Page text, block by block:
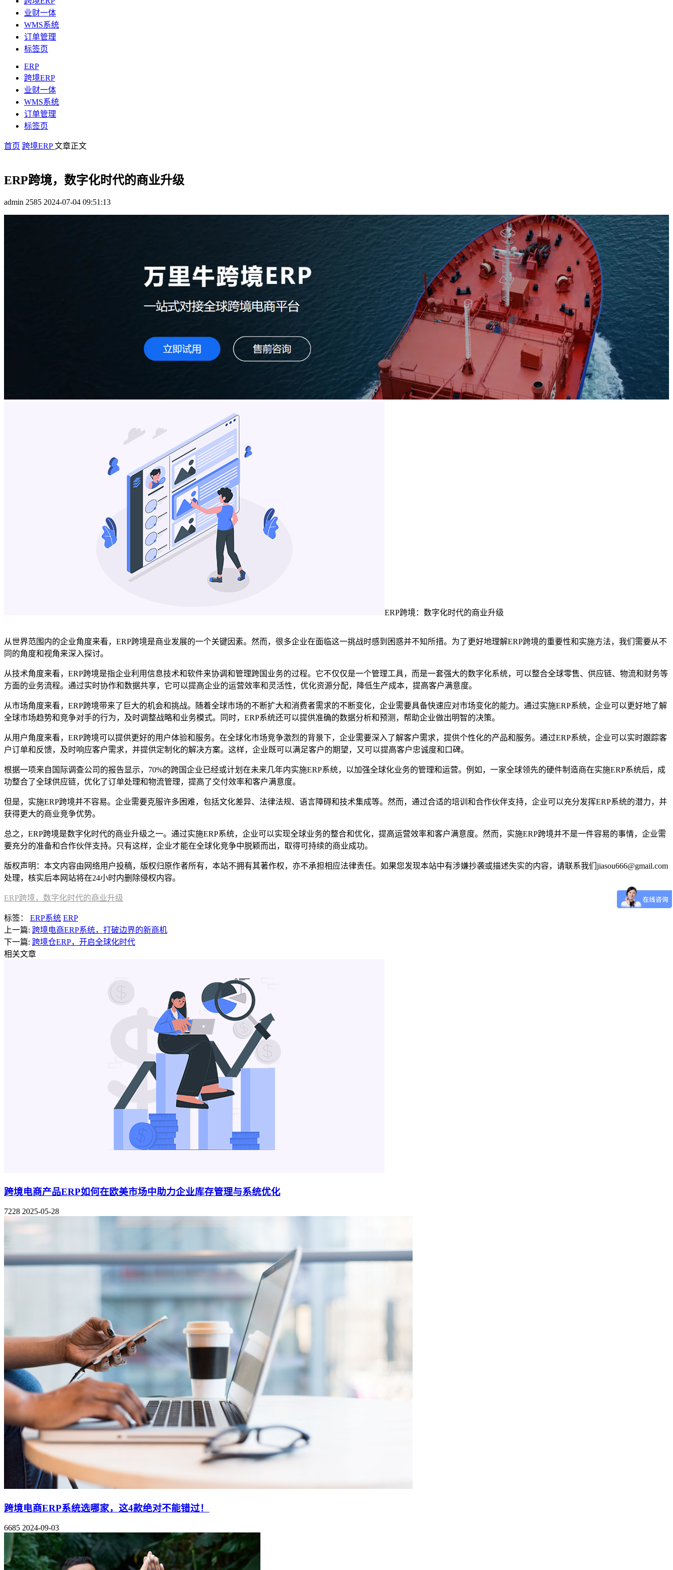
业财一体
WMS系统
订单管理
标签页
ERP
跨境ERP
业财一体
WMS系统
订单管理
标签页
首页 跨境ERP文章正文
ERP跨境，数字化时代的商业升级
admin 2585 2024-07-04 09:51:13
ERP跨境：数字化时代的商业升级
从世界范围内的企业角度来看，ERP跨境是商业发展的一个关键因素。然而，很多企业在面临这一挑战时感到困惑并不知所措。为了更好地理解ERP跨境的重要性和实施方法，我们需要从不
同的角度和视角来深入探讨。
从技术角度来看，ERP跨境是指企业利用信息技术和软件来协调和管理跨国业务的过程。它不仅仅是一个管理工具，而是一套强大的数字化系统，可以整合全球零售、供应链、物流和财务等
方面的业务流程。通过实时协作和数据共享，它可以提高企业的运营效率和灵活性，优化资源分配，降低生产成本，提高客户满意度。
从市场角度来看，ERP跨境带来了巨大的机会和挑战。随着全球市场的不断扩大和消费者需求的不断变化，企业需要具备快速应对市场变化的能力。通过实施ERP系统，企业可以更好地了解
全球市场趋势和竞争对手的行为，及时调整战略和业务模式。同时，ERP系统还可以提供准确的数据分析和预测，帮助企业做出明智的决策。
从用户角度来看，ERP跨境可以提供更好的用户体验和服务。在全球化市场竞争激烈的背景下，企业需要深入了解客户需求，提供个性化的产品和服务。通过ERP系统，企业可以实时跟踪客
户订单和反馈，及时响应客户需求，并提供定制化的解决方案。这样，企业既可以满足客户的期望，又可以提高客户忠诚度和口碑。
根据一项来自国际调查公司的报告显示，70%的跨国企业已经或计划在未来几年内实施ERP系统，以加强全球化业务的管理和运营。例如，一家全球领先的硬件制造商在实施ERP系统后，成
功整合了全球供应链，优化了订单处理和物流管理，提高了交付效率和客户满意度。
但是，实施ERP跨境并不容易。企业需要克服许多困难，包括文化差异、法律法规、语言障碍和技术集成等。然而，通过合适的培训和合作伙伴支持，企业可以充分发挥ERP系统的潜力，并
获得更大的商业竞争优势。
总之，ERP跨境是数字化时代的商业升级之一。通过实施ERP系统，企业可以实现全球业务的整合和优化，提高运营效率和客户满意度。然而，实施ERP跨境并不是一件容易的事情，企业需
要充分的准备和合作伙伴支持。只有这样，企业才能在全球化竞争中脱颖而出，取得可持续的商业成功。
版权声明：本文内容由网络用户投稿，版权归原作者所有，本站不拥有其著作权，亦不承担相应法律责任。如果您发现本站中有涉嫌抄袭或描述失实的内容，请联系我们jiasou666@gmail.com
处理，核实后本网站将在24小时内删除侵权内容。
ERP跨境，数字化时代的商业升级
标签： ERP系统 ERP
上一篇: 跨境电商ERP系统，打破边界的新商机
下一篇: 跨境仓ERP，开启全球化时代
相关文章
跨境电商产品ERP如何在欧美市场中助力企业库存管理与系统优化
7228 2025-05-28
跨境电商ERP系统选哪家，这4款绝对不能错过！
6685 2024-09-03